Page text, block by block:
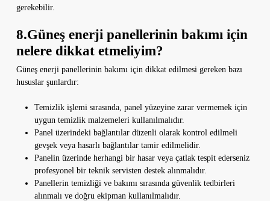
gerekebilir.
8.Güneş enerji panellerinin bakımı için
nelere dikkat etmeliyim?
Güneş enerji panellerinin bakımı için dikkat edilmesi gereken bazı
hususlar şunlardır:
Temizlik işlemi sırasında, panel yüzeyine zarar vermemek için
uygun temizlik malzemeleri kullanılmalıdır.
Panel üzerindeki bağlantılar düzenli olarak kontrol edilmeli
gevşek veya hasarlı bağlantılar tamir edilmelidir.
Panelin üzerinde herhangi bir hasar veya çatlak tespit ederseniz
profesyonel bir teknik servisten destek alınmalıdır.
Panellerin temizliği ve bakımı sırasında güvenlik tedbirleri
alınmalı ve doğru ekipman kullanılmalıdır.